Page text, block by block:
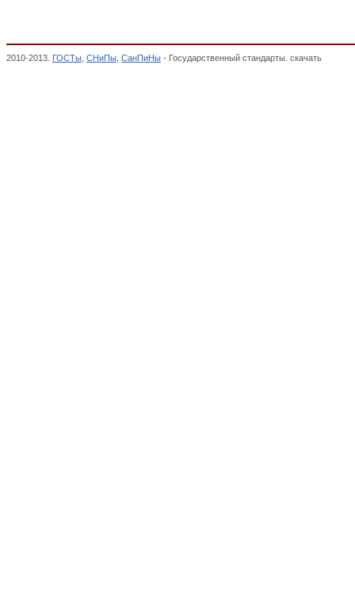
2010-2013. ГОСТы СНиПы СанПиНы - Государственный стандарты. скачать